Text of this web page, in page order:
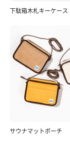
下駄箱木札キーケース
サウナマットポーチ